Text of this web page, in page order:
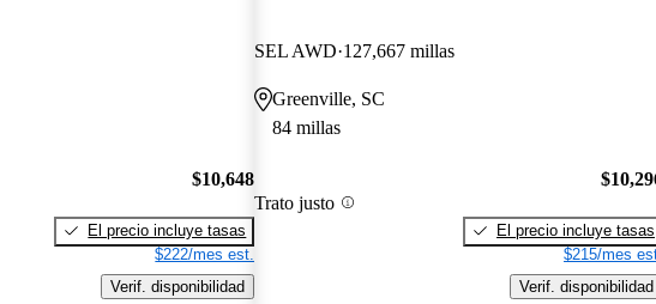
$10,648
El precio incluye tasas
$222/mes est.
Verif. disponibilidad
SEL AWD 127,667 millas
Greenville, SC
84 millas
Trato justo
El precio incluye tasas
$215/mes
Verif. disponibilidad